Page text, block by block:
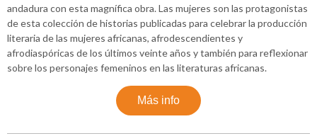
andadura con esta magnífica obra. Las mujeres son las protagonistas
de esta colección de historias publicadas para celebrar la producción
literaria de las mujeres africanas, afrodescendientes y
afrodiaspóricas de los últimos veinte años y también para reflexionar
sobre los personajes femeninos en las literaturas africanas.
Más info